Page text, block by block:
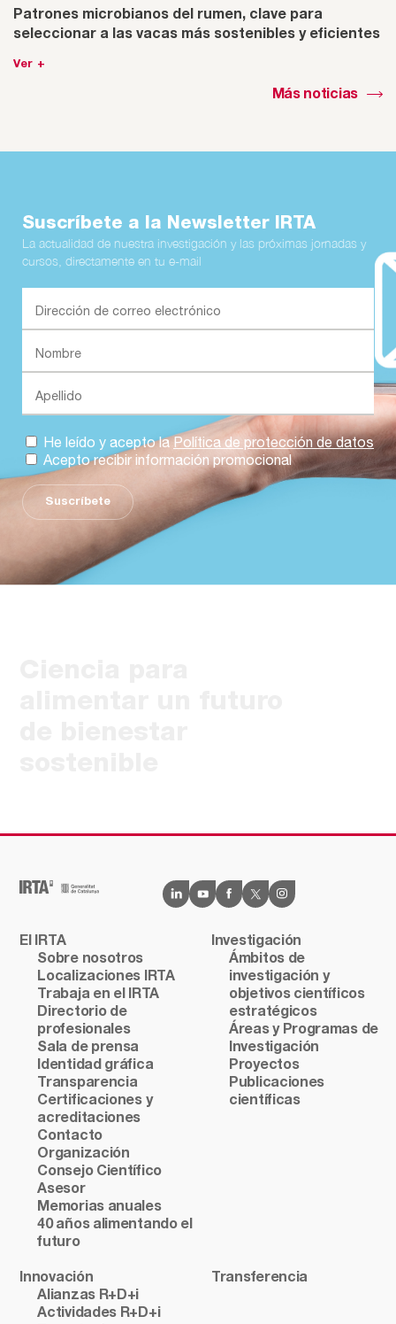
Patrones microbianos del rumen, clave para
seleccionar a las vacas más sostenibles y eficientes
Ver +
Más noticias
Suscríbete a la Newsletter IRTA
La actualidad de nuestra investigación y las próximas jornadas y
cursos, directamente en tu e-mail
He leído y acepto la Política de protección de datos
Acepto recibir información promocional
Suscríbete
El IRTA
Sobre nosotros
Localizaciones IRTA
Trabaja en el IRTA
Directorio de
profesionales
Sala de prensa
Identidad gráfica
Transparencia
Certificaciones y
acreditaciones
Contacto
Organización
Consejo Científico
Asesor
Memorias anuales
40 años alimentando el
futuro
Investigación
Ámbitos de
investigación y
objetivos científicos
estratégicos
Áreas y Programas de
Investigación
Proyectos
Publicaciones
científicas
Innovación
Alianzas R+D+i
Actividades R+D+i
Transferencia